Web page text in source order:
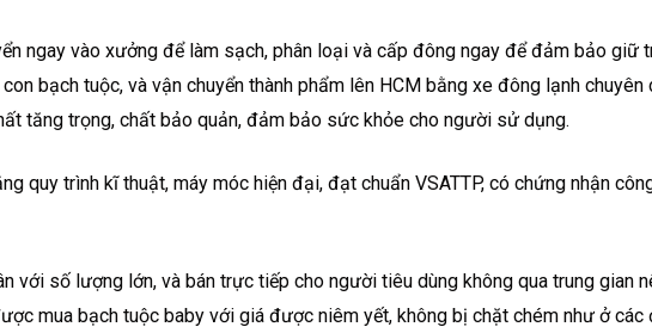
ngay vào xưởng để làm sạch, phân loại và cấp đông ngay để đảm bảo giữ
bạch tuộc, và vận chuyển thành phẩm lên HCM bằng xe đông lạnh chuyên
tăng trọng, chất bảo quản, đảm bảo sức khỏe cho người sử dụng.
quy trình kĩ thuật, máy móc hiện đại, đạt chuẩn VSATTP, có chứng nhận
với số lượng lớn, và bán trực tiếp cho người tiêu dùng không qua trung gian
mua bạch tuộc baby với giá được niêm yết, không bị chặt chém như ở các